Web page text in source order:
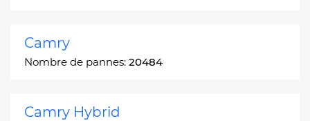
Camry
Nombre de pannes: 20484
Camry Hybrid